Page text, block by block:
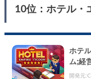
10位：ホテル・
ホテ
ム;経
開発元: